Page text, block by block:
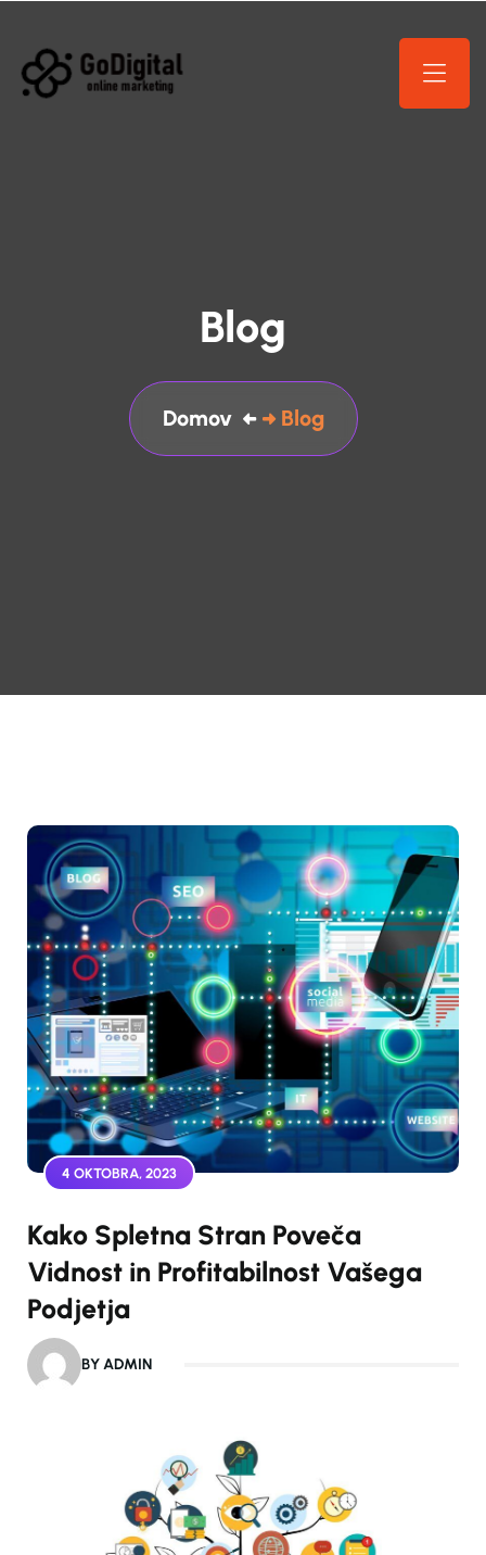
Blog
Domov Blog
4 OKTOBRA, 2023
Kako Spletna Stran Poveča
Vidnost in Profitabilnost Vašega
Podjetja
BY ADMIN